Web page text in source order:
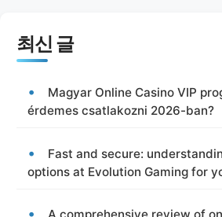
최신 글
Magyar Online Casino VIP
érdemes csatlakozni 2026-ban?
Fast and secure:
options at Evolution Gaming for